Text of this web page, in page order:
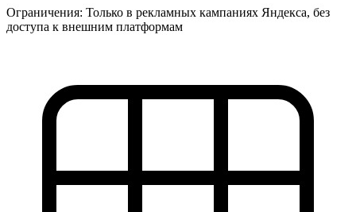
Ограничения: Только в рекламных кампаниях Яндекса, без
доступа к внешним платформам